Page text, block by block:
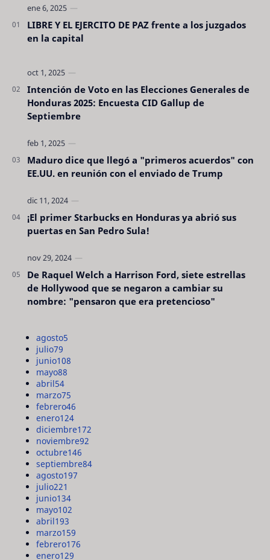
LIBRE Y EL EJERCITO DE PAZ frente a los juzgados
en la capital
Intención de Voto en las Elecciones Generales de
Honduras 2025: Encuesta CID Gallup de
Septiembre
Maduro dice que llegó a "primeros acuerdos" con
EE.UU. en reunión con el enviado de Trump
¡El primer Starbucks en Honduras ya abrió sus
puertas en San Pedro Sula!
De Raquel Welch a Harrison Ford, siete estrellas
de Hollywood que se negaron a cambiar su
nombre: "pensaron que era pretencioso"
agosto5
julio79
junio108
mayo88
abril54
marzo75
febrero46
enero124
diciembre172
noviembre92
octubre146
septiembre84
agosto197
julio221
junio134
mayo102
abril193
marzo159
febrero176
enero129